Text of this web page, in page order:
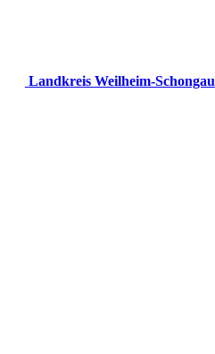
Landkreis Weilheim-Schongau